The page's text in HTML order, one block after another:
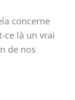
concerne
ce là un vrai
de nos